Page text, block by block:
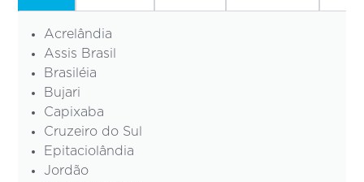
Acrelândia
Assis Brasil
Brasiléia
Bujari
Capixaba
Cruzeiro do Sul
Epitaciolândia
Jordão